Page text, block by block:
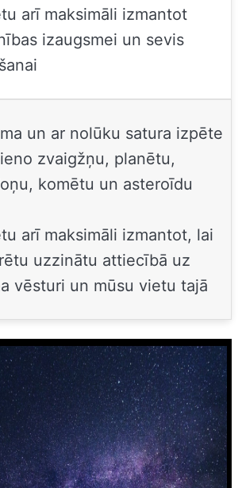
arī maksimāli izmantot
izaugsmei un sevis
un ar nolūku satura izpēte
zvaigžņu, planētu,
komētu un asteroīdu
arī maksimāli izmantot, lai
uzzinātu attiecībā uz
vēsturi un mūsu vietu tajā